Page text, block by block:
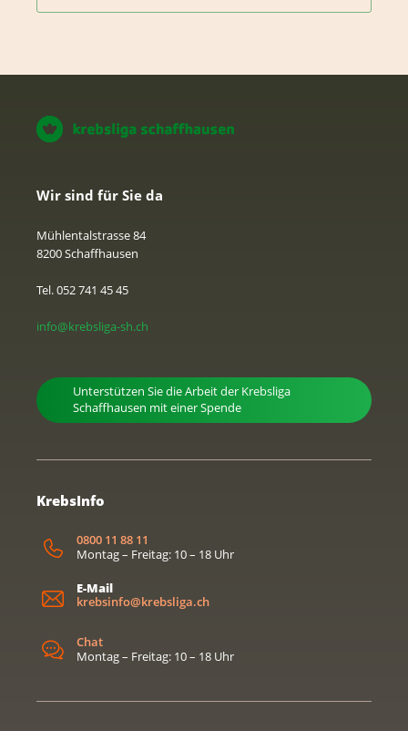
Wir sind für Sie da
Mühlentalstrasse 84
8200 Schaffhausen
Tel. 052 741 45 45
info@krebsliga-sh.ch
Unterstützen Sie die Arbeit der Krebsliga
Schaffhausen mit einer Spende
KrebsInfo
0800 11 88 11
Montag – Freitag: 10 – 18 Uhr
E-Mail
krebsinfo@krebsliga.ch
Chat
Montag – Freitag: 10 – 18 Uhr